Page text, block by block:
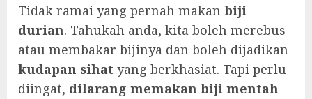
Tidak ramai yang pernah makan biji
durian. Tahukah anda, kita boleh merebus
atau membakar bijinya dan boleh dijadikan
kudapan sihat yang berkhasiat. Tapi perlu
diingat, dilarang memakan biji mentah